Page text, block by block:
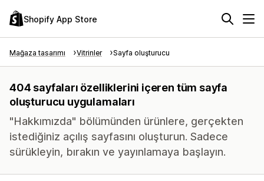
Shopify App Store
Mağaza tasarımı Vitrinler Sayfa oluşturucu
404 sayfaları özelliklerini içeren tüm sayfa
oluşturucu uygulamaları
"Hakkımızda" bölümünden ürünlere, gerçekten
istediğiniz açılış sayfasını oluşturun. Sadece
sürükleyin, bırakın ve yayınlamaya başlayın.